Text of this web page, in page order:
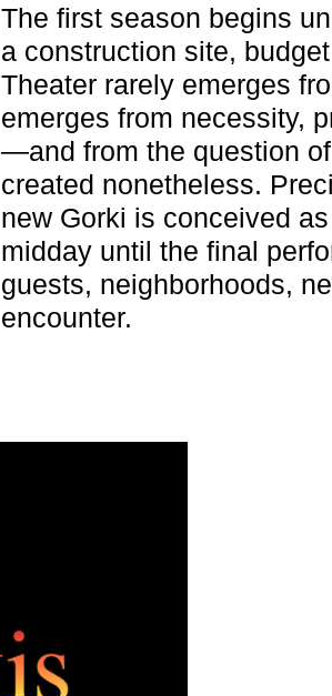
The first season begins
a construction site,
Theater rarely emerges
emerges from necessity,
—and from the question
created nonetheless.
new Gorki is conceived
midday until the final
guests, neighborhoods,
encounter.